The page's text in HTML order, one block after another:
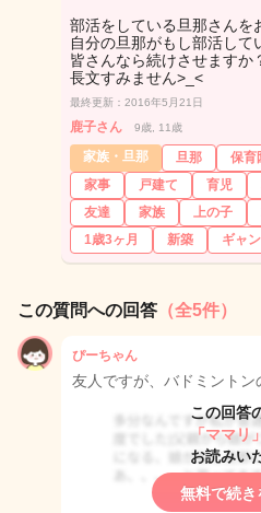
部活をしている旦那さんを
自分の旦那がもし部活して
皆さんなら続けさせますか
長文すみません>_<
最終更新：2016年5月21日
鹿子さん 9歳, 11歳
家族・旦那 旦那 保育
家事
戸建て 育児
友達
家族 上の子
1歳3ヶ月
新築 ギャ
この質問への回答 （全5件）
ぴーちゃん
友人ですが、バドミントン
この回答
「ママリ
お読みい
無料で続き